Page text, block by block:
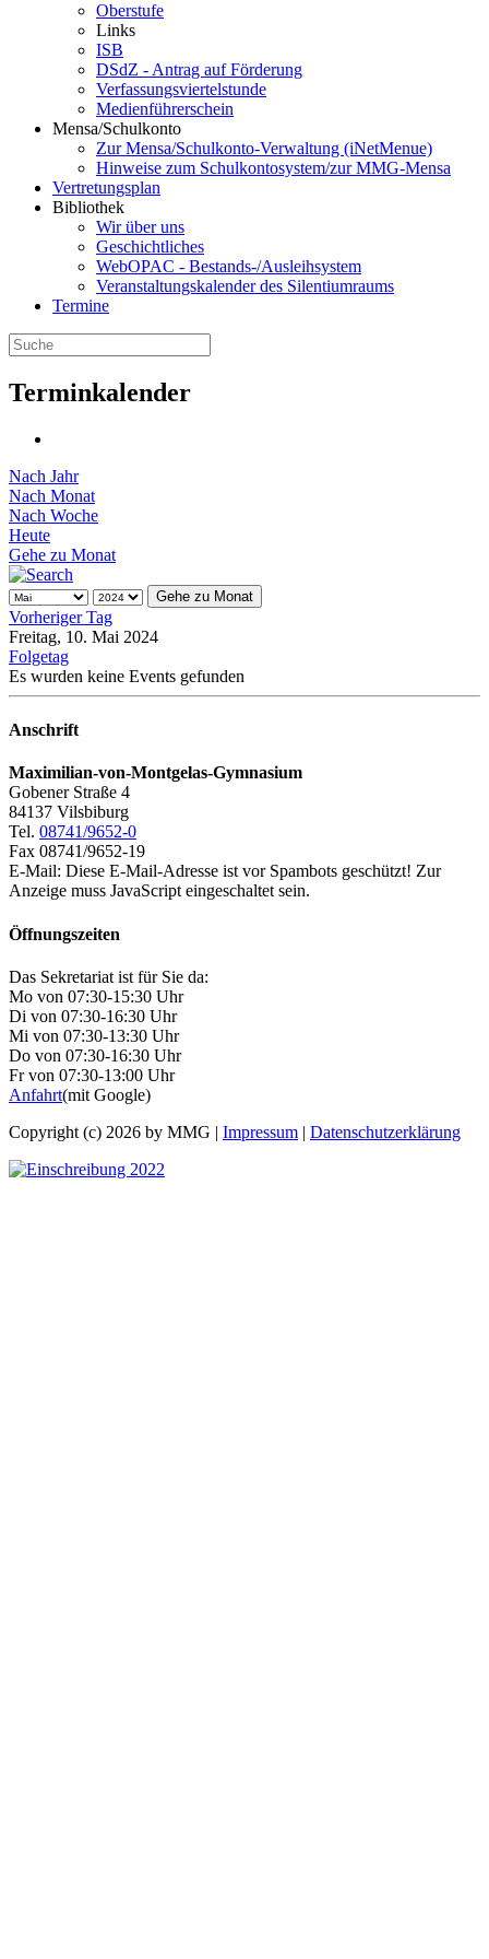
Oberstufe
Links
ISB
DSdZ - Antrag auf Förderung
Verfassungsviertelstunde
Medienführerschein
Mensa/Schulkonto
Zur Mensa/Schulkonto-Verwaltung (iNetMenue)
Hinweise zum Schulkontosystem/zur MMG-Mensa
Vertretungsplan
Bibliothek
Wir über uns
Geschichtliches
WebOPAC - Bestands-/Ausleihsystem
Veranstaltungskalender des Silentiumraums
Termine
Terminkalender
Nach Jahr
Nach Monat
Nach Woche
Heute
Gehe zu Monat
Gehe zu Monat
Vorheriger Tag
Freitag, 10. Mai 2024
Folgetag
Es wurden keine Events gefunden
Anschrift
Maximilian-von-Montgelas-Gymnasium
Gobener Straße 4
84137 Vilsbiburg
Tel. 08741/9652-0
Fax 08741/9652-19
E-Mail: Diese E-Mail-Adresse ist vor Spambots geschützt! Zur
Anzeige muss JavaScript eingeschaltet sein.
Öffnungszeiten
Das Sekretariat ist für Sie da:
Mo von 07:30-15:30 Uhr
Di von 07:30-16:30 Uhr
Mi von 07:30-13:30 Uhr
Do von 07:30-16:30 Uhr
Fr von 07:30-13:00 Uhr
Anfahrt(mit Google)
Copyright (c) 2026 by MMG | Impressum | Datenschutzerklärung